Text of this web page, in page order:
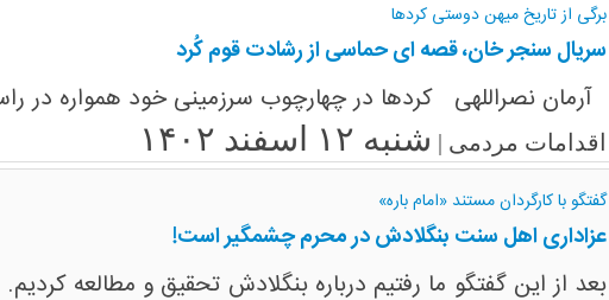
برگی از تاریخ میهن دوستی کردها
سریال سنجر خان، قصه ای حماسی از رشادت قوم کُرد
آرمان نصراللهی کردها در چهارچوب سرزمینی خود همواره در
اقدامات مردمی | شنبه ۱۲ اسفند ۱۴۰۲
گفتگو با کارگردان مستند «امام باره»
عزاداری اهل سنت بنگلادش در محرم چشمگیر است!
بعد از این گفتگو ما رفتیم درباره بنگلادش تحقیق و مطالعه